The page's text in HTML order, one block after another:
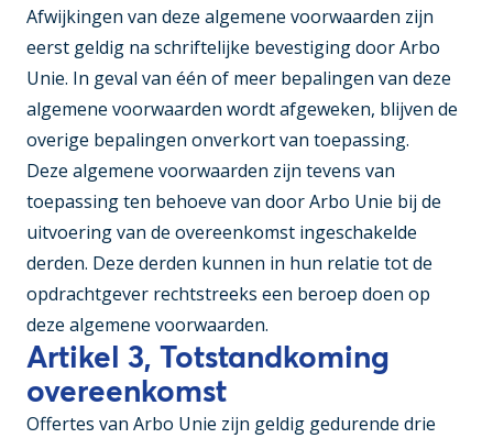
Afwijkingen van deze algemene voorwaarden zijn
eerst geldig na schriftelijke bevestiging door Arbo
Unie. In geval van één of meer bepalingen van deze
algemene voorwaarden wordt afgeweken, blijven de
overige bepalingen onverkort van toepassing.
Deze algemene voorwaarden zijn tevens van
toepassing ten behoeve van door Arbo Unie bij de
uitvoering van de overeenkomst ingeschakelde
derden. Deze derden kunnen in hun relatie tot de
opdrachtgever rechtstreeks een beroep doen op
deze algemene voorwaarden.
Artikel 3, Totstandkoming
overeenkomst
Offertes van Arbo Unie zijn geldig gedurende drie